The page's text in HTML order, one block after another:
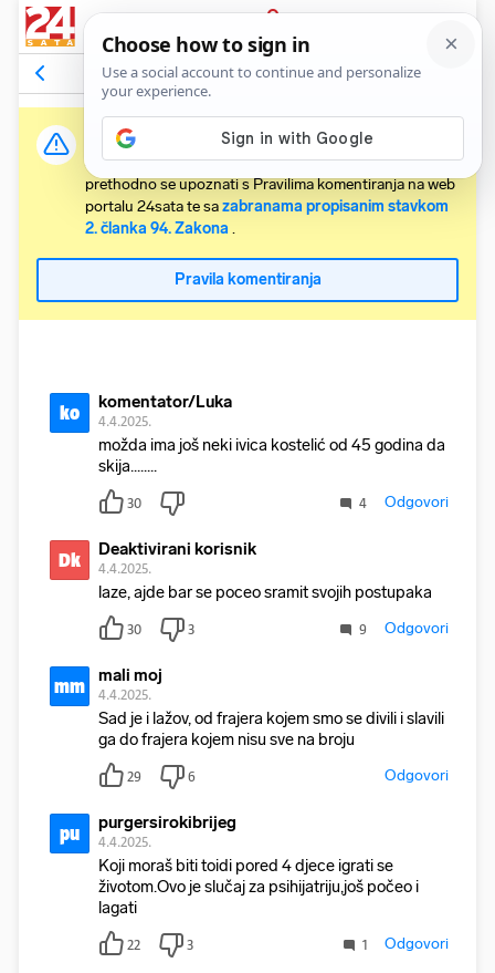
PRIJAVA
Komentari85 Relevantni
Važna obavijest:
Svaki korisnik koji želi komentirati članke obvezan je
prethodno se upoznati s Pravilima komentiranja na web
portalu 24sata te sazabranama propisanim stavkom
2. članka 94. Zakona .
Pravila komentiranja
ko komentator/Luka
4.4.2025.
možda ima još neki ivica kostelić od 45 godina da
skija........
30 4 Odgovori
Dk Deaktivirani korisnik
4.4.2025.
laze, ajde bar se poceo sramit svojih postupaka
30 3 9 Odgovori
mm mali moj
4.4.2025.
Sad je i lažov, od frajera kojem smo se divili i slavili
ga do frajera kojem nisu sve na broju
29 6 Odgovori
pu purgersirokibrijeg
4.4.2025.
Koji moraš biti toidi pored 4 djece igrati se
životom.Ovo je slučaj za psihijatriju,još počeo i
lagati
22 3 1 Odgovori